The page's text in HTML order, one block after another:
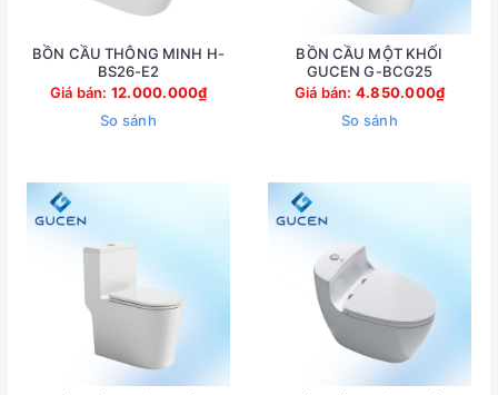
BỒN CẦU THÔNG MINH H-
BS26-E2
Giá bán: 12.000.000₫
So sánh
BỒN CẦU MỘT KHỐI
GUCEN G-BCG25
Giá bán: 4.850.000₫
So sánh